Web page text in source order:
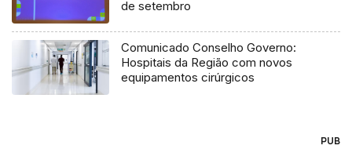
de setembro
Comunicado Conselho Governo:
Hospitais da Região com novos
equipamentos cirúrgicos
PUB